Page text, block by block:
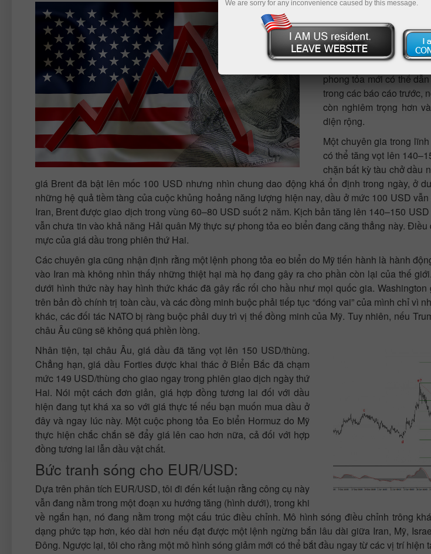
Hiện tại, mọi cuộc thảo
quanh một chủ đề –
phải lệnh phong tỏa do
hấn của Mỹ, mà là
hạn chế dòng tiền tài
phong tỏa mới có thể
trong các báo cáo trước,
còn nghiêm trọng hơn
diện rộng.
Một chuyên gia trong
có thể tăng vọt lên
chặn bất kỳ tàu chở dầu
giá Brent đã bật lên mốc 100 USD nhưng nhìn chung dao động khá ổn định trong ngày, ở
những hệ quả tiềm tàng của cuộc khủng hoảng năng lượng hiện nay, dầu ở mức 100 USD
Iran, Brent được giao dịch trong vùng 60–80 USD suốt 2 năm. Kịch bản tăng lên 140–150
vẫn chưa tin vào khả năng Hải quân Mỹ thực sự phong tỏa eo biển đang căng thẳng này.
mực của giá dầu trong phiên thứ Hai.
Các chuyên gia cũng nhận định rằng một lệnh phong tỏa eo biển do Mỹ tiến hành là hành
vào Iran mà không nhìn thấy những thiệt hại mà họ đang gây ra cho phần còn lại của thế
dưới hình thức này hay hình thức khác đã gây rắc rối cho hầu như mọi quốc gia.
trên bản đồ chính trị toàn cầu, và các đồng minh buộc phải tiếp tục “đóng vai” của mình chỉ vì
khác, các đối tác NATO bị ràng buộc phải duy trì vị thế đồng minh của Mỹ. Tuy nhiên, nếu
châu Âu cũng sẽ không quá phiền lòng.
Nhân tiện, tại châu Âu, giá dầu đã tăng vọt lên 150 USD/thùng.
Chẳng hạn, giá dầu Forties được khai thác ở Biển Bắc đã chạm
mức 149 USD/thùng cho giao ngay trong phiên giao dịch ngày thứ
Hai. Nói một cách đơn giản, giá hợp đồng tương lai đối với dầu
hiện đang tụt khá xa so với giá thực tế nếu bạn muốn mua dầu ở
đây và ngay lúc này. Một cuộc phong tỏa Eo biển Hormuz do Mỹ
thực hiện chắc chắn sẽ đẩy giá lên cao hơn nữa, cả đối với hợp
đồng tương lai lẫn dầu vật chất.
Bức tranh sóng cho EUR/USD:
Dựa trên phân tích EUR/USD, tôi đi đến kết luận rằng công cụ này
vẫn đang nằm trong một đoạn xu hướng tăng (hình dưới), trong khi
về ngắn hạn, nó đang nằm trong một cấu trúc điều chỉnh. Mô hình sóng điều chỉnh trông
dạng phức tạp hơn, kéo dài hơn nếu đạt được một lệnh ngừng bắn lâu dài giữa Iran, Mỹ,
Đông. Ngược lại, tôi cho rằng một mô hình sóng giảm mới có thể bắt đầu ngay từ các vị trí hiện
We are sorry for any inconvenience caused by this message.